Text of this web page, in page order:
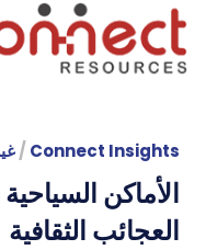
Connect Insights
/
الأماكن
العجائب الثقافية